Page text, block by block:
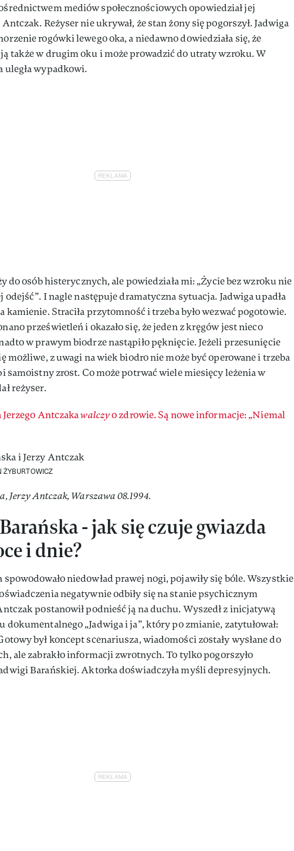
mediów społecznościowych opowiedział jej
Reżyser nie ukrywał, że stan żony się pogorszył. Jadwiga
rogówki lewego oka, a niedawno dowiedziała się, że
także w drugim oku i może prowadzić do utraty wzroku. W
wypadkowi.
do osób histerycznych, ale powiedziała mi: „Życie bez wzroku nie
odejść”. I nagle następuje dramatyczna sytuacja. Jadwiga upadła
kamienie. Straciła przytomność i trzeba było wezwać pogotowie.
prześwietleń i okazało się, że jeden z kręgów jest nieco
w prawym biodrze nastąpiło pęknięcie. Jeżeli przesunięcie
możliwe, z uwagi na wiek biodro nie może być operowane i trzeba
samoistny zrost. Co może potrwać wiele miesięcy leżenia w
reżyser.
Jerzego Antczakawalczyo zdrowie. Są nowe informacje: „Niemal
ŻYBURTOWICZ
Jerzy Antczak, Warszawa 08.1994.
- jak się czuje gwiazda
i dnie?
spowodowało niedowład prawej nogi, pojawiły się bóle. Wszystkie
negatywnie odbiły się na stanie psychicznym
postanowił podnieść ją na duchu. Wyszedł z inicjatywą
„Jadwiga i ja”, który po zmianie, zatytułował:
był koncept scenariusza, wiadomości zostały wysłane do
ale zabrakło informacji zwrotnych. To tylko pogorszyło
Barańskiej. Aktorka doświadczyła myśli depresyjnych.